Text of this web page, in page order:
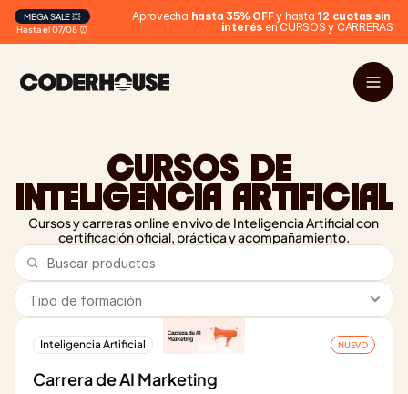
Hasta el 07/08 ⏰
MEGA SALE 💥 Aprovecha hasta 35% OFF y hasta 12 cuotas sin
interés en CURSOS y CARRERAS
CURSOS DE
INTELIGENCIA ARTIFICIAL
Cursos y carreras online en vivo de Inteligencia Artificial con
certificación oficial, práctica y acompañamiento.
Inteligencia Artificial NUEVO
Carrera de AI Marketing